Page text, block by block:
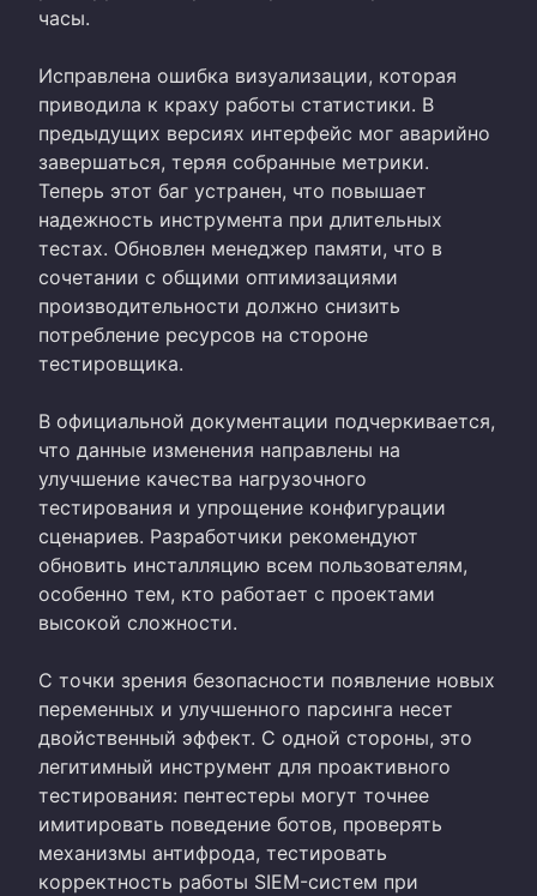
часы.
Исправлена ошибка визуализации, которая
приводила к краху работы статистики. В
предыдущих версиях интерфейс мог аварийно
завершаться, теряя собранные метрики.
Теперь этот баг устранен, что повышает
надежность инструмента при длительных
тестах. Обновлен менеджер памяти, что в
сочетании с общими оптимизациями
производительности должно снизить
потребление ресурсов на стороне
тестировщика.
В официальной документации подчеркивается,
что данные изменения направлены на
улучшение качества нагрузочного
тестирования и упрощение конфигурации
сценариев. Разработчики рекомендуют
обновить инсталляцию всем пользователям,
особенно тем, кто работает с проектами
высокой сложности.
С точки зрения безопасности появление новых
переменных и улучшенного парсинга несет
двойственный эффект. С одной стороны, это
легитимный инструмент для проактивного
тестирования: пентестеры могут точнее
имитировать поведение ботов, проверять
механизмы антифрода, тестировать
корректность работы SIEM-систем при